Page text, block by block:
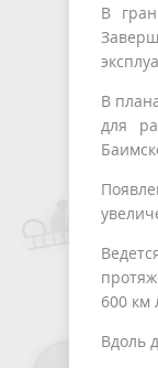
В
В
для
600 км
Вдоль